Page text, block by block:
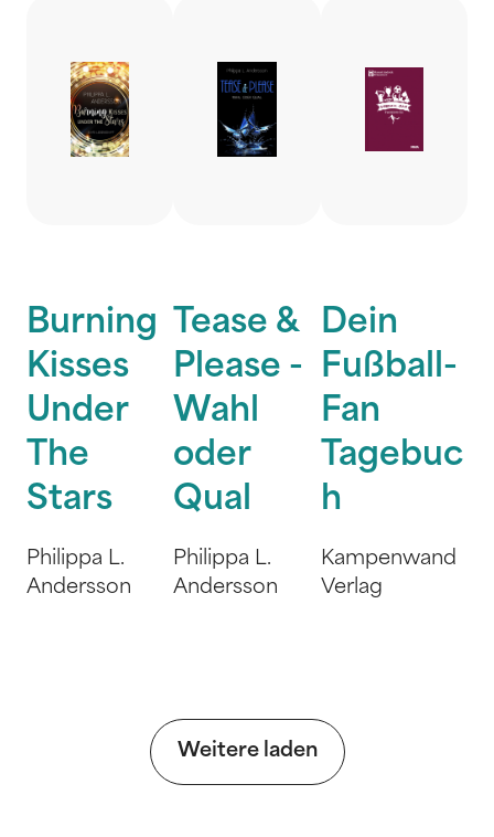
Burning
Kisses
Under
The
Stars
Philippa L.
Andersson
Tease &
Please -
Wahl
oder
Qual
Philippa L.
Andersson
Dein
Fußball-
Fan
Tagebuc
h
Kampenwand
Verlag
Weitere laden